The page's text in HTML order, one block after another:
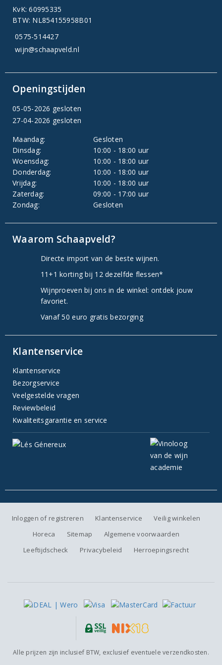
KvK: 60995335
BTW: NL854155958B01
0575-514427
wijn@schaapveld.nl
Openingstijden
05-05-2026 gesloten
27-04-2026 gesloten
Maandag:
Gesloten
Dinsdag:
10:00 - 18:00 uur
Woensdag:
10:00 - 18:00 uur
Donderdag:
10:00 - 18:00 uur
Vrijdag:
10:00 - 18:00 uur
Zaterdag:
09:00 - 17:00 uur
Zondag:
Gesloten
Waarom Schaapveld?
Directe import van de beste wijnen.
11+1 korting bij 12 dezelfde flessen*
Wijnproeven bij ons in de winkel: ontdek jouw
favoriet.
Vanaf 50 euro gratis bezorging
Klantenservice
Klantenservice
Bezorgservice
Veelgestelde vragen
Reviewbeleid
Kwaliteitsgarantie en service
Inloggen of registreren Klantenservice
Veilig winkelen
Horeca
Sitemap
Algemene voorwaarden
Leeftijdscheck
Privacybeleid Herroepingsrecht
Alle prijzen zijn inclusief BTW, exclusief eventuele verzendkosten.